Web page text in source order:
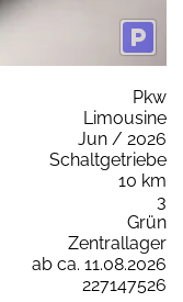
Pkw
Limousine
Jun / 2026
Schaltgetriebe
10 km
3
Grün
Zentrallager
ab ca. 11.08.2026
227147526